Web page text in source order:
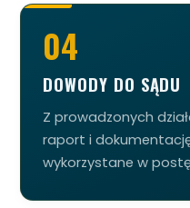
04
DOWODY DO SĄDU
Z prowadzonych
raport i
wykorzystane w